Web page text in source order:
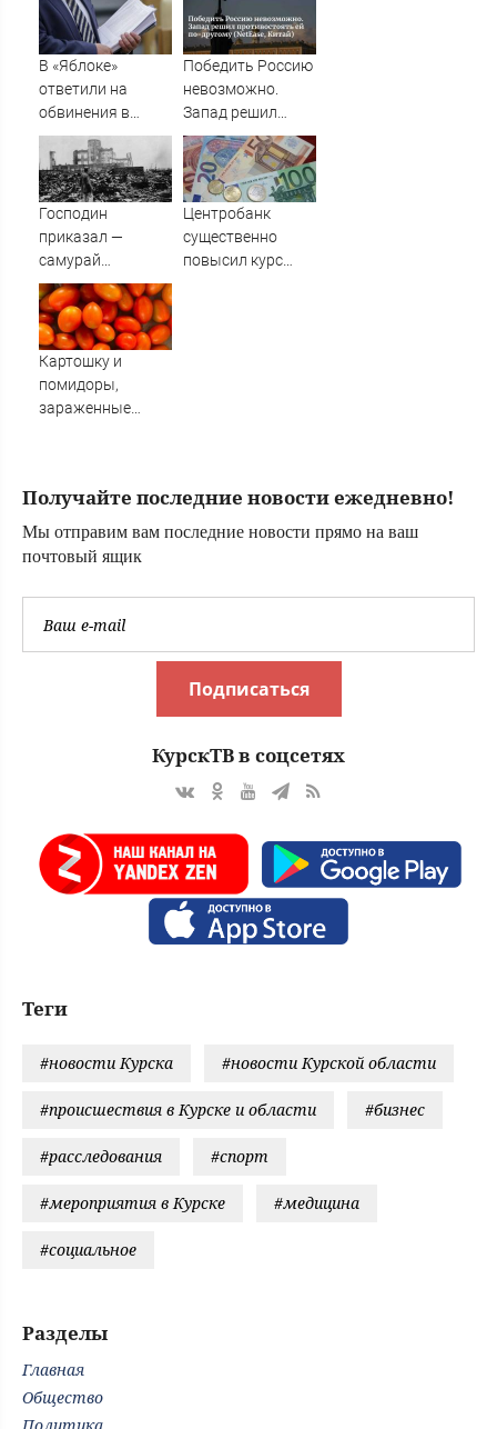
либо»
«дорогих
россиян»
В «Яблоке»
ответили на
обвинения в
иностранном
финансировании
Победить Россию
невозможно.
Запад решил
противостоять ей
по-другому
(NetEase, Китай)
Господин
приказал —
самурай
исполнил: почему
японцы забыли,
кто сжег
Хиросиму
Центробанк
существенно
повысил курс
Картошку и
помидоры,
зараженные
Амурскую
Получайте последние новости ежедневно!
Мы отправим вам последние новости прямо на ваш
почтовый ящик
Подписаться
КурскТВ в соцсетях
Теги
#новости Курска #новости Курской области
#происшествия в Курске и области #бизнес
#расследования #спорт
#мероприятия в Курске #медицина
#социальное
Разделы
Главная
Общество